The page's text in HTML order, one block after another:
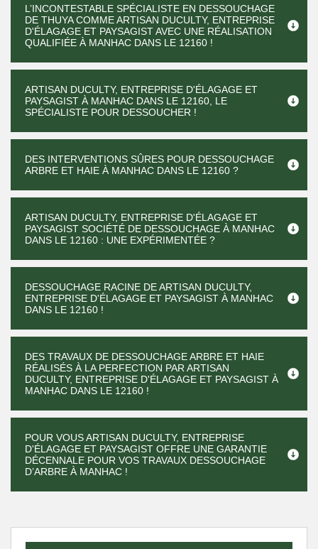
L’INCONTESTABLE SPÉCIALISTE EN DESSOUCHAGE
DE THUYA COMME ARTISAN DUCULTY, ENTREPRISE
D'ÉLAGAGE ET PAYSAGIST AVEC UNE RÉALISATION
QUALIFIÉE À MANHAC DANS LE 12160 !
ARTISAN DUCULTY, ENTREPRISE D'ÉLAGAGE ET
PAYSAGIST À MANHAC DANS LE 12160, LE
SPÉCIALISTE POUR DESSOUCHER !
DES INTERVENTIONS SÛRES POUR DESSOUCHAGE
ARBRE ET HAIE À MANHAC DANS LE 12160 ?
ARTISAN DUCULTY, ENTREPRISE D'ÉLAGAGE ET
PAYSAGIST SOCIÉTÉ DE DESSOUCHAGE À MANHAC
DANS LE 12160 : UNE EXPÉRIMENTÉE ?
DESSOUCHAGE RACINE DE ARTISAN DUCULTY,
ENTREPRISE D'ÉLAGAGE ET PAYSAGIST À MANHAC
DANS LE 12160 !
DES TRAVAUX DE DESSOUCHAGE ARBRE ET HAIE
RÉALISÉS À LA PERFECTION PAR ARTISAN
DUCULTY, ENTREPRISE D'ÉLAGAGE ET PAYSAGIST À
MANHAC DANS LE 12160 !
POUR VOUS ARTISAN DUCULTY, ENTREPRISE
D'ÉLAGAGE ET PAYSAGIST OFFRE UNE GARANTIE
DÉCENNALE POUR VOS TRAVAUX DESSOUCHAGE
D’ARBRE À MANHAC !